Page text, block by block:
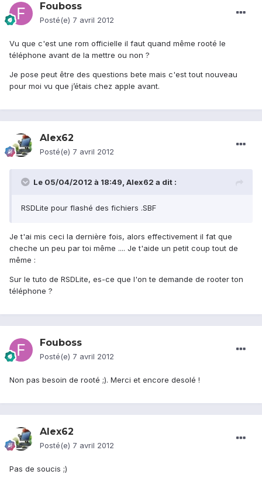
Fouboss
Posté(e) 7 avril 2012
Vu que c'est une rom officielle il faut quand même rooté le
téléphone avant de la mettre ou non ?
Je pose peut être des questions bete mais c'est tout nouveau
pour moi vu que j’étais chez apple avant.
Alex62
Posté(e) 7 avril 2012
Le 05/04/2012 à 18:49, Alex62 a dit :
RSDLite pour flashé des fichiers .SBF
Je t'ai mis ceci la dernière fois, alors effectivement il fat que
cheche un peu par toi même .... Je t'aide un petit coup tout de
même :
Sur le tuto de RSDLite, es-ce que l'on te demande de rooter ton
téléphone ?
Fouboss
Posté(e) 7 avril 2012
Non pas besoin de rooté ;). Merci et encore desolé !
Alex62
Posté(e) 7 avril 2012
Pas de soucis ;)